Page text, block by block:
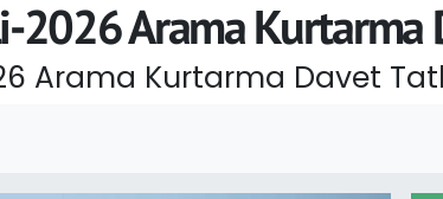
2026 Arama Kurtarma
Arama Kurtarma Davet